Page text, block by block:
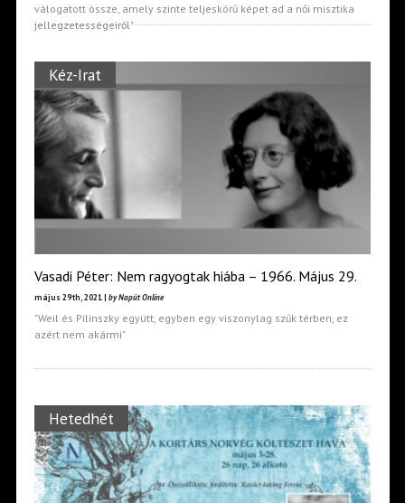
válogatott össze, amely szinte teljeskörű képet ad a női misztika
jellegzetességeiről"
Kéz-Irat
Vasadi Péter: Nem ragyogtak hiába – 1966. Május 29.
május 29th, 2021 | by Napút Online
"Weil és Pilinszky együtt, egyben egy viszonylag szűk térben, ez
azért nem akármi"
Hetedhét